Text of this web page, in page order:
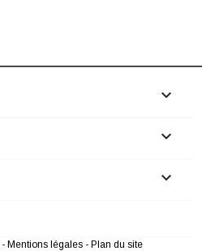



- Mentions légales - Plan du site